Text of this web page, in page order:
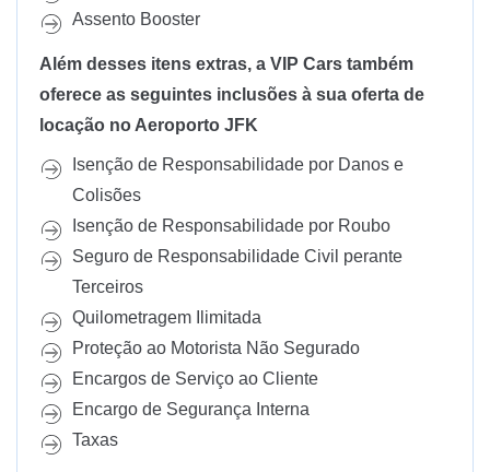
Assento Booster
Além desses itens extras, a VIP Cars também
oferece as seguintes inclusões à sua oferta de
locação no Aeroporto JFK
Isenção de Responsabilidade por Danos e
Colisões
Isenção de Responsabilidade por Roubo
Seguro de Responsabilidade Civil perante
Terceiros
Quilometragem Ilimitada
Proteção ao Motorista Não Segurado
Encargos de Serviço ao Cliente
Encargo de Segurança Interna
Taxas